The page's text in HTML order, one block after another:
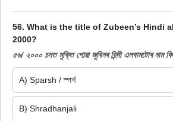
56. What is the title of Zubeen’s Hindi
2000?
৫৬/ ২০০০ চনত মুক্তি পোৱা জুবিনৰ হিন্দী এলবামটোৰ নাম
A) Sparsh / স্পৰ্শ
B) Shradhanjali